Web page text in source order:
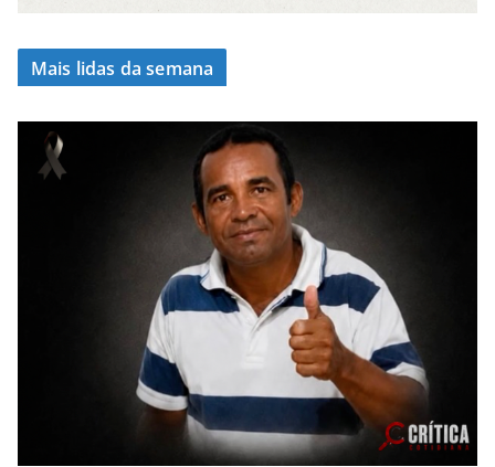
Mais lidas da semana